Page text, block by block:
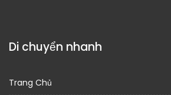
Di chuyển nhanh
Trang Chủ